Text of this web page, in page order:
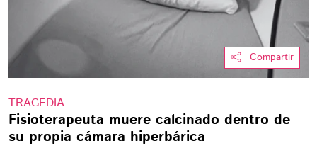
Compartir
TRAGEDIA
Fisioterapeuta muere calcinado dentro de
su propia cámara hiperbárica